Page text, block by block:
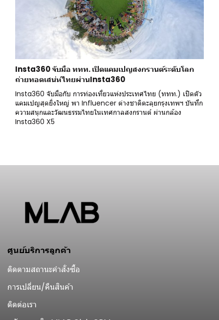
Insta360 จับมือ ททท. เปิดแคมเปญสงกรานต์ระดับโลก
ถ่ายทอดเสน่ห์ไทยผ่านInsta360
Insta360 จับมือกับ การท่องเที่ยวแห่งประเทศไทย (ททท.) เปิดตัว
แคมเปญสุดยิ่งใหญ่ พา Influencer ต่างชาติตะลุยกรุงเทพฯ บันทึก
ความสนุกและวัฒนธรรมไทยในเทศกาลสงกรานต์ ผ่านกล้อง
Insta360 X5
ศูนย์บริการลูกค้า
ติดตามสถานะคำสั่งซื้อ
การเปลี่ยน/คืนสินค้า
ติดต่อเรา